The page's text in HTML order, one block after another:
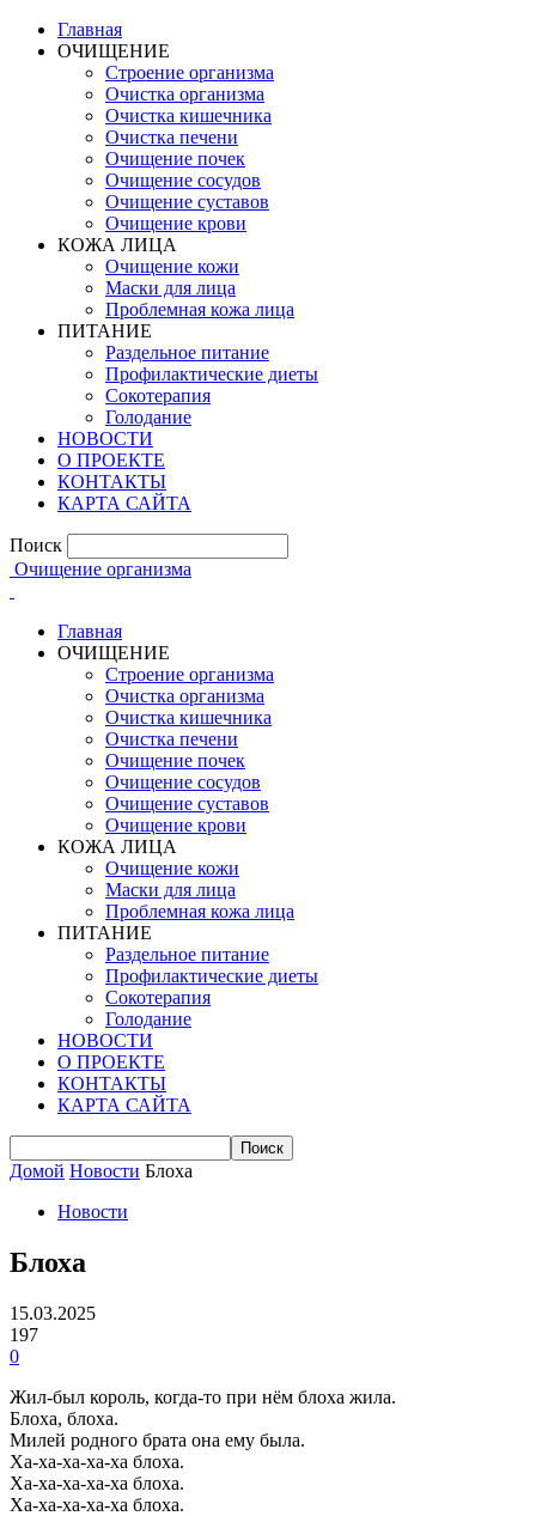
Главная
ОЧИЩЕНИЕ
Строение организма
Очистка организма
Очистка кишечника
Очистка печени
Очищение почек
Очищение сосудов
Очищение суставов
Очищение крови
КОЖА ЛИЦА
Очищение кожи
Маски для лица
Проблемная кожа лица
ПИТАНИЕ
Раздельное питание
Профилактические диеты
Сокотерапия
Голодание
НОВОСТИ
О ПРОЕКТЕ
КОНТАКТЫ
КАРТА САЙТА
Поиск
Очищение организма
Главная
ОЧИЩЕНИЕ
Строение организма
Очистка организма
Очистка кишечника
Очистка печени
Очищение почек
Очищение сосудов
Очищение суставов
Очищение крови
КОЖА ЛИЦА
Очищение кожи
Маски для лица
Проблемная кожа лица
ПИТАНИЕ
Раздельное питание
Профилактические диеты
Сокотерапия
Голодание
НОВОСТИ
О ПРОЕКТЕ
КОНТАКТЫ
КАРТА САЙТА
Домой Новости Блоха
Новости
Блоха
15.03.2025
197
0
Жил-был король, когда-то при нём блоха жила.
Блоха, блоха.
Милей родного брата она ему была.
Ха-ха-ха-ха-ха блоха.
Ха-ха-ха-ха-ха блоха.
Ха-ха-ха-ха-ха блоха.